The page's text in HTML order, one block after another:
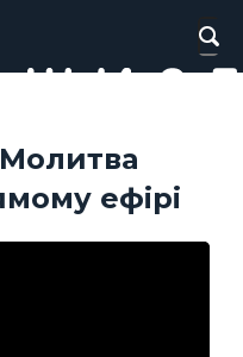
ефірі